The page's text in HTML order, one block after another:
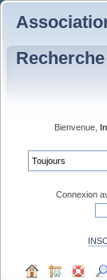
Bienvenue,
Connexion